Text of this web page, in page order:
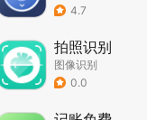
4.7
拍照识别
图像识别
0.0